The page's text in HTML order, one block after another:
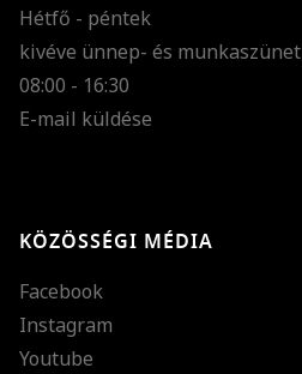
Hétfő - péntek
kivéve ünnep- és
08:00 - 16:30
E-mail küldése
KÖZÖSSÉGI MÉDIA
Facebook
Instagram
Youtube